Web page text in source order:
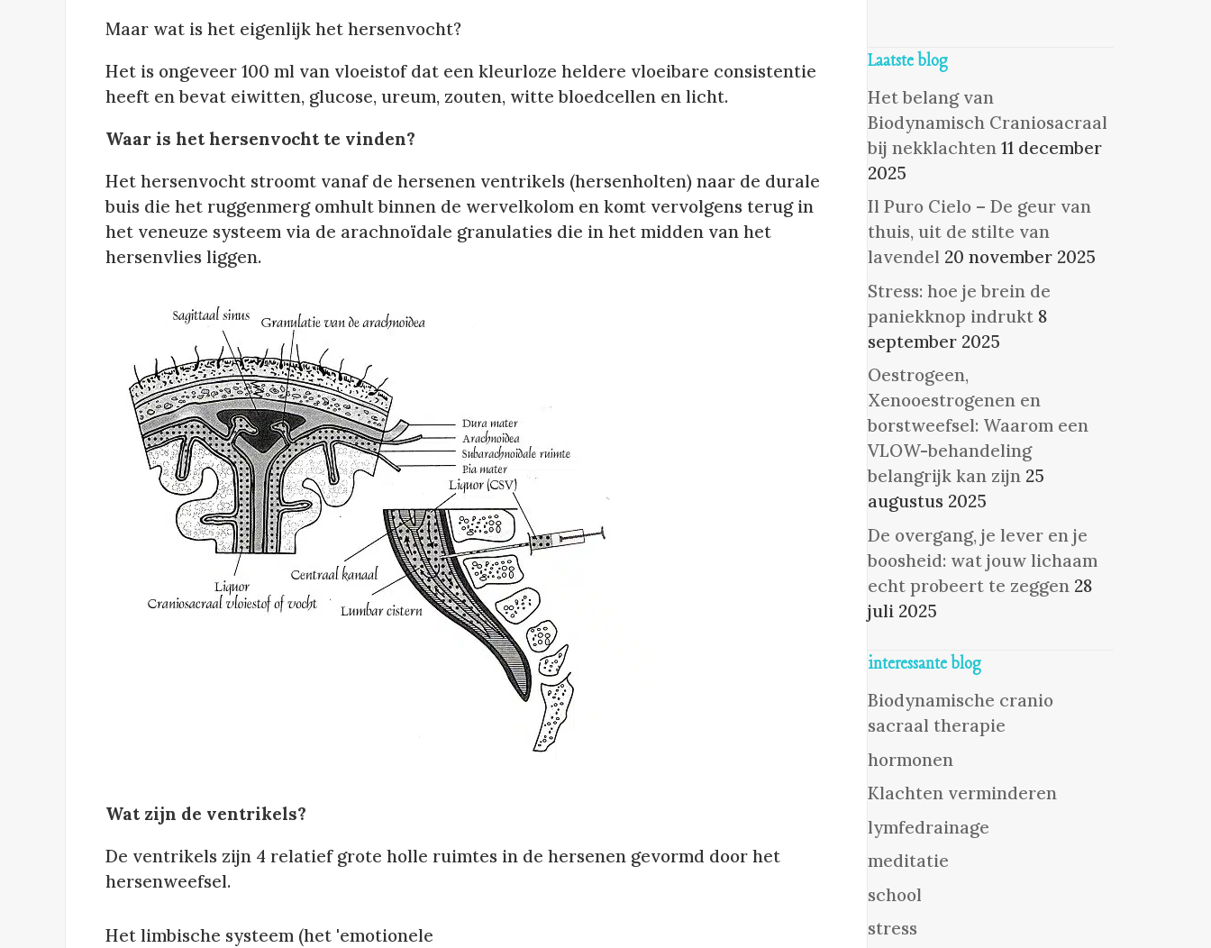
Maar wat is het eigenlijk het hersenvocht?
Het is ongeveer 100 ml van vloeistof dat een kleurloze heldere vloeibare consistentie
heeft en bevat eiwitten, glucose, ureum, zouten, witte bloedcellen en licht.
Waar is het hersenvocht te vinden?
Het hersenvocht stroomt vanaf de hersenen ventrikels (hersenholten) naar de durale
buis die het ruggenmerg omhult binnen de wervelkolom en komt vervolgens terug in
het veneuze systeem via de arachnoïdale granulaties die in het midden van het
hersenvlies liggen.
Wat zijn de ventrikels?
De ventrikels zijn 4 relatief grote holle ruimtes in de hersenen gevormd door het
hersenweefsel.
Het limbische systeem (het 'emotionele
Laatste blog
Het belang van
Biodynamisch Craniosacraal
bij nekklachten 11 december
2025
Il Puro Cielo – De geur van
thuis, uit de stilte van
lavendel 20 november 2025
Stress: hoe je brein de
paniekknop indrukt 8
september 2025
Oestrogeen,
Xenooestrogenen en
borstweefsel: Waarom een
VLOW-behandeling
belangrijk kan zijn 25
augustus 2025
De overgang, je lever en je
boosheid: wat jouw lichaam
echt probeert te zeggen 28
juli 2025
interessante blog
Biodynamische cranio
sacraal therapie
hormonen
Klachten verminderen
lymfedrainage
meditatie
school
stress